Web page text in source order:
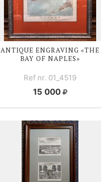
ANTIQUE ENGRAVING «THE
BAY OF NAPLES»
Ref nr. 01_4519
15 000